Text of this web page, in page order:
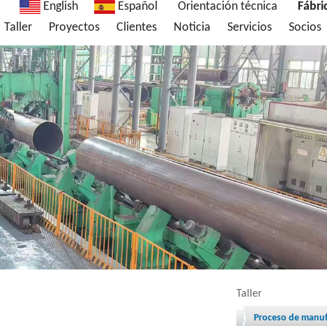
English Español Orientación técnica
Taller Proyectos Clientes Noticia Servicios Socios
Taller
Proceso de